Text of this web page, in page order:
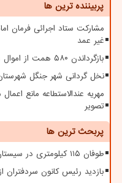
پربیننده ترین ها
غیر عمد
بازگرداندن ۵۸۰ همت از اموال غارت شده به بیت المال
نخل گردانی شهر جنگل
مهریه عندالاستطاعه مانع
تصویر
پربحث ترین ها
طوفان ۱۱۵ کیلومتری در سیستان
بازدید رئیس کانون سردفتران